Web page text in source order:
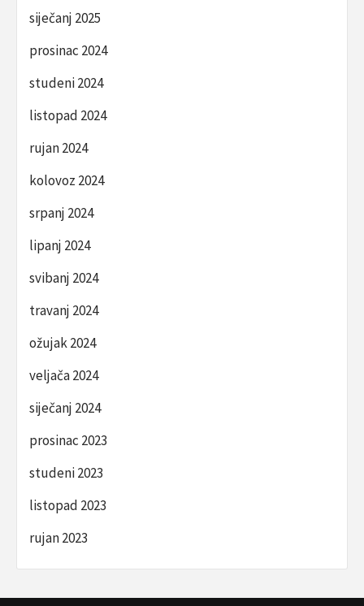
siječanj 2025
prosinac 2024
studeni 2024
listopad 2024
rujan 2024
kolovoz 2024
srpanj 2024
lipanj 2024
svibanj 2024
travanj 2024
ožujak 2024
veljača 2024
siječanj 2024
prosinac 2023
studeni 2023
listopad 2023
rujan 2023